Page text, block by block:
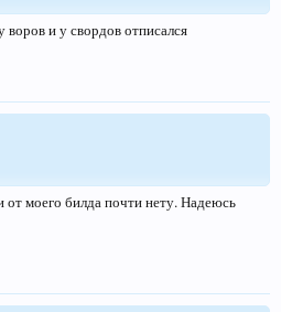
и у свордов отписался
от моего билда почти нету. Надеюсь